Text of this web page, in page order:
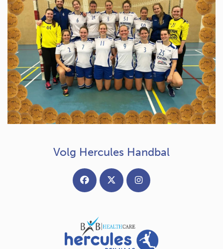
Volg Hercules Handbal